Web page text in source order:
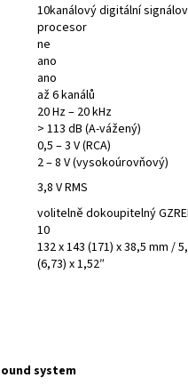
10kanálový digitální
procesor
ne
ano
ano
až 6 kanálů
20 Hz – 20 kHz
> 113 dB (A-vážený)
0,5 – 3 V (RCA)
2 – 8 V (vysokoúrovňový)
3,8 V RMS
volitelně dokoupitelný
10
132 x 143 (171) x 38,5 mm /
(6,73) x 1,52″
system